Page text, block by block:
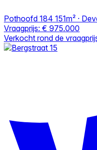
Pothoofd 184 151m² ·
Vraagprijs: € 975.000
Verkocht rond de